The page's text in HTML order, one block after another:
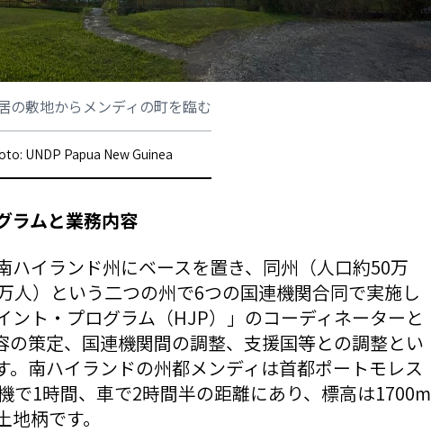
の敷地からメンディの町を臨む
UNDP Papua New Guinea
ラムと業務内容
ハイランド州にベースを置き、同州（人口約50万
人）という二つの州で6つの国連機関合同で実施し
ント・プログラム（HJP）」のコーディネーターと
の策定、国連機関間の調整、支援国等との調整とい
。南ハイランドの州都メンディは首都ポートモレス
で1時間、車で2時間半の距離にあり、標高は1700m
柄です。